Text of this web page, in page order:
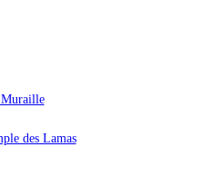
Muraille
des Lamas